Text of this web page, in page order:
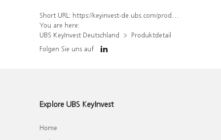
Short URL: https://keyinvest-de.ubs.com/produkt/detail/index/isin/DE000WA74JF4
You are here:
UBS KeyInvest Deutschland
Produktdetail
Folgen Sie uns auf
Explore UBS KeyInvest
Home